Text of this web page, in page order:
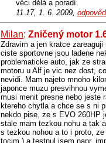
věci dělá a poradí.
11.17, 1. 6. 2009,
Milan: Zničený motor
Zdravim a jen kratce
ciste sportovne jsou ladene
problematicke auto, jak ze
motoru u Alf je vic nez dost,
nevidi. Mam najeto mnoho
japonce muzu presvihnou
musi menit presne nebo jeste
ktereho chytla a chce se s ni
nekdo pise, ze s EVO 260HP
stale mam tezkou nohu a tak
s tezkou nohou a to i proto,
tocim ) a testnul jsem napr.